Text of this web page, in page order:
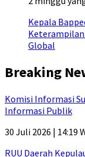
Kepala
Global
Breaking
Komisi Informasi
Informasi Publik
30 Juli 2026 | 14:19
RUU Daerah